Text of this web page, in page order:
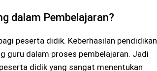
dalam Pembelajaran?
peserta didik. Keberhasilan pendidikan
guru dalam proses pembelajaran. Jadi
didik yang sangat menentukan